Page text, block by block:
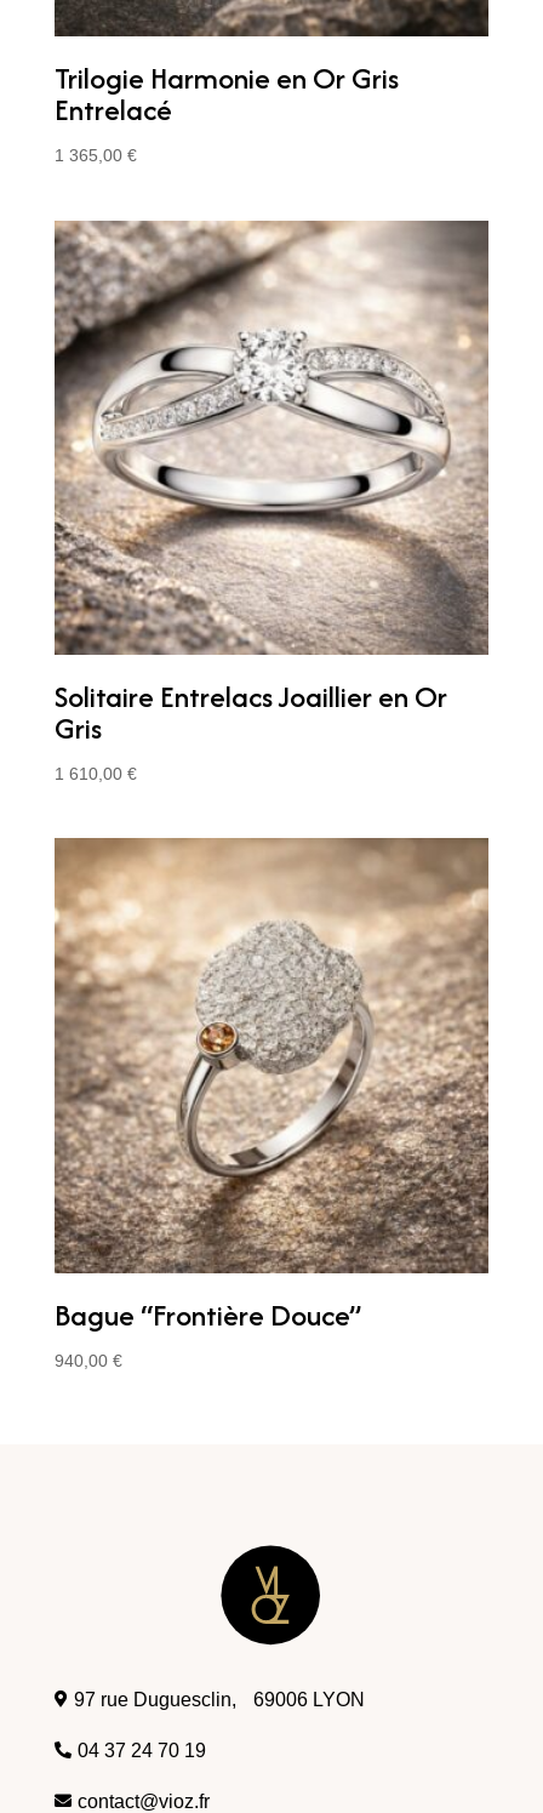
Trilogie Harmonie en Or Gris
Entrelacé
1 365,00 €
Solitaire Entrelacs Joaillier en Or
Gris
1 610,00 €
Bague “Frontière Douce”
940,00 €
 97 rue Duguesclin, 69006 LYON
 04 37 24 70 19
 contact@vioz.fr